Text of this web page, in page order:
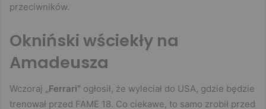
przeciwników.
Okniński wściekły na
Amadeusza
Wczoraj „Ferrari” ogłosił, że wyleciał do USA, gdzie będzie
trenował przed FAME 18. Co ciekawe, to samo zrobił przed